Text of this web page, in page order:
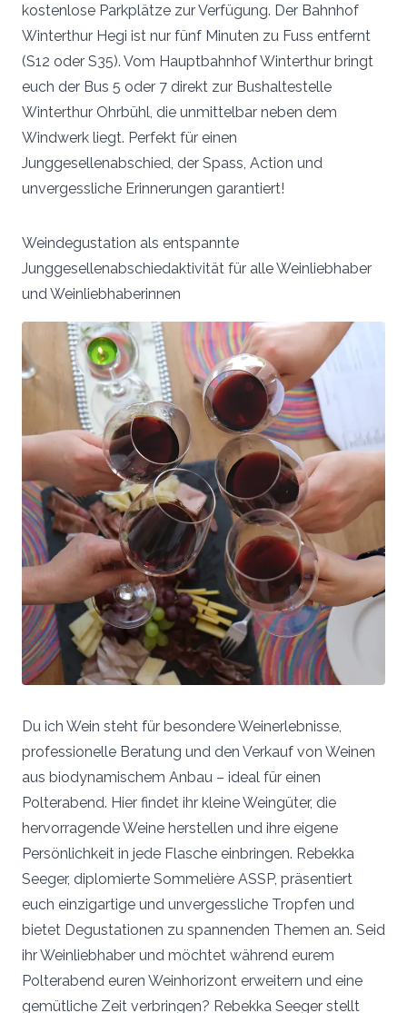
kostenlose Parkplätze zur Verfügung. Der Bahnhof
Winterthur Hegi ist nur fünf Minuten zu Fuss entfernt
(S12 oder S35). Vom Hauptbahnhof Winterthur bringt
euch der Bus 5 oder 7 direkt zur Bushaltestelle
Winterthur Ohrbühl, die unmittelbar neben dem
Windwerk liegt. Perfekt für einen
Junggesellenabschied, der Spass, Action und
unvergessliche Erinnerungen garantiert!
Weindegustation als entspannte
Junggesellenabschiedaktivität für alle Weinliebhaber
und Weinliebhaberinnen
Du ich Wein steht für besondere Weinerlebnisse,
professionelle Beratung und den Verkauf von Weinen
aus biodynamischem Anbau – ideal für einen
Polterabend. Hier findet ihr kleine Weingüter, die
hervorragende Weine herstellen und ihre eigene
Persönlichkeit in jede Flasche einbringen. Rebekka
Seeger, diplomierte Sommelière ASSP, präsentiert
euch einzigartige und unvergessliche Tropfen und
bietet Degustationen zu spannenden Themen an. Seid
ihr Weinliebhaber und möchtet während eurem
Polterabend euren Weinhorizont erweitern und eine
gemütliche Zeit verbringen? Rebekka Seeger stellt